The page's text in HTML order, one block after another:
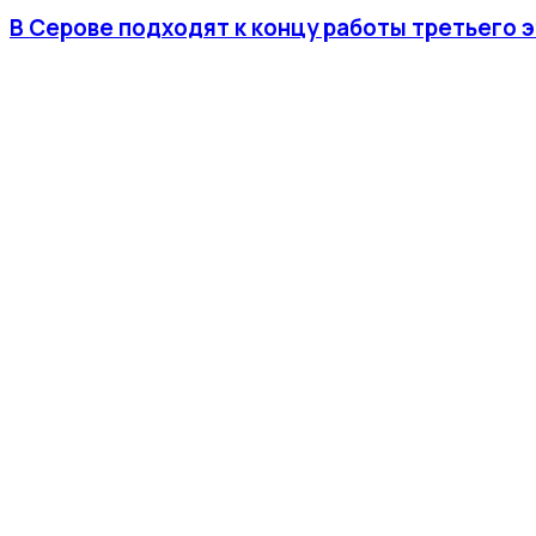
В Серове подходят к концу работы